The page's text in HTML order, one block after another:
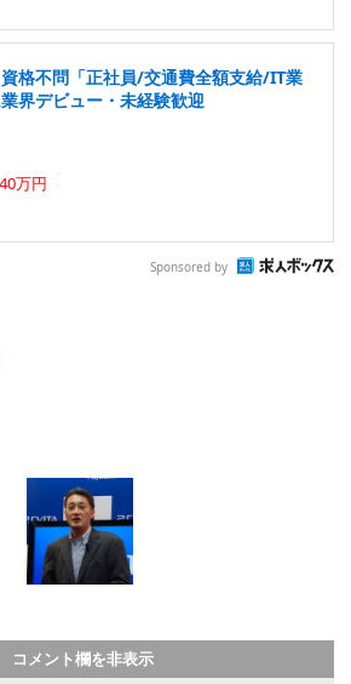
格不問「正社員/交通費全額支給/IT業
界デビュー・未経験歓迎
万円
Sponsored by
コメント欄を非表示